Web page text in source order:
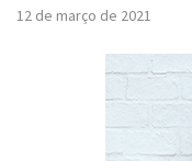
12 de março de 2021